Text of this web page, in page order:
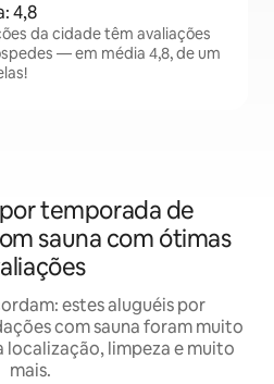
4,8
da cidade têm avaliações
— em média 4,8, de um
temporada de
sauna com ótimas
estes aluguéis por
com sauna foram muito
localização, limpeza e muito
mais.